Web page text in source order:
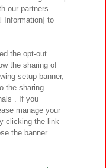
リティ方針と検証結果
ご質問・お問い合わせ
Inc.
Lab Inc.
our partners.
Information] to
the opt-out
the sharing of
setup banner,
the sharing
. If you
manage your
clicking the link
the banner.